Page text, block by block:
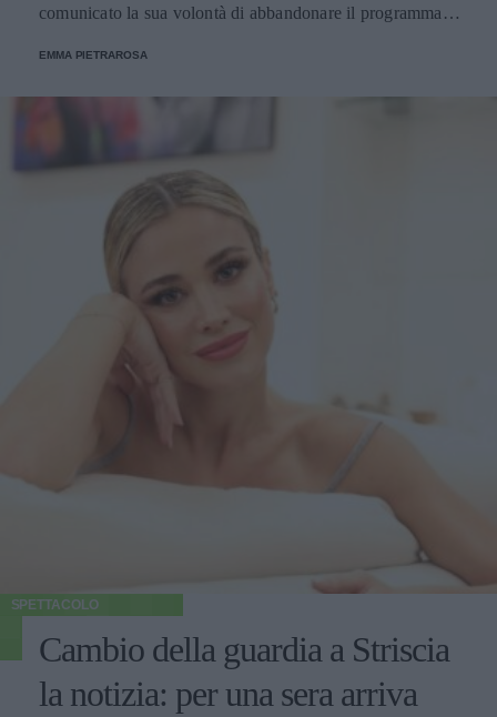
comunicato la sua volontà di abbandonare il programma.
EMMA PIETRAROSA
SPETTACOLO
Cambio della guardia a Striscia
la notizia: per una sera arriva